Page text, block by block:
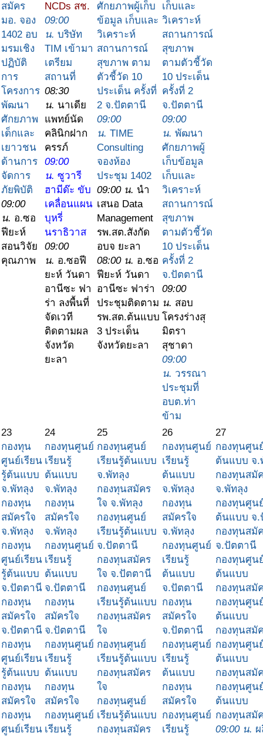
สมัคร
มอ. จอง
1402 อบ
มรมเชิง
ปฏิบัติ
การ
โครงการ
พัฒนา
ศักยภาพ
เด็กและ
เยาวชน
ด้านการ
จัดการ
ภัยพิบัติ
09:00
น. อ.ซอ
ฟียะห์
สอนวิจัย
คุณภาพ
NCDs สช.
09:00
น. บริษัท
TIM เข้ามา
เตรียม
สถานที่
08:30
น. นาเดีย
แพทย์นัด
คลินิกฝาก
ครรภ์
09:00
น. ซูวารี
ฮามีด๊ะ ขับ
เคลื่อนแผน
บุหรี่
นราธิวาส
09:00
น. อ.ซอฟี
ยะห์ วันดา
อานีซะ ฟา
ร่า ลงพื้นที่
จัดเวที
ติดตามผล
จังหวัด
ยะลา
ศักยภาพผู้เก็บ
ข้อมูล เก็บและ
วิเคราะห์
สถานการณ์
สุขภาพ ตาม
ตัวชี้วัด 10
ประเด็น ครั้งที่
2 จ.ปัตตานี
09:00
น. TIME
Consulting
จองห้อง
ประชุม 1402
09:00 น. นำ
เสนอ Data
Management
รพ.สต.สังกัด
อบจ ยะลา
08:00 น. อ.ซอ
ฟียะห์ วันดา
อานีซะ ฟาร่า
ประชุมติดตาม
รพ.สต.ต้นแบบ
3 ประเด็น
จังหวัดยะลา
เก็บและ
วิเคราะห์
สถานการณ์
สุขภาพ
ตามตัวชี้วัด
10 ประเด็น
ครั้งที่ 2
จ.ปัตตานี
09:00
น. พัฒนา
ศักยภาพผู้
เก็บข้อมูล
เก็บและ
วิเคราะห์
สถานการณ์
สุขภาพ
ตามตัวชี้วัด
10 ประเด็น
ครั้งที่ 2
จ.ปัตตานี
09:00
น. สอบ
โครงร่างสุ
มิตรา
สุชาดา
09:00
น. วรรณา
ประชุมที่
อบต.ท่า
ข้าม
23
กองทุน
ศูนย์เรียน
รู้ต้นแบบ
จ.พัทลุง
กองทุน
สมัครใจ
จ.พัทลุง
กองทุน
ศูนย์เรียน
รู้ต้นแบบ
จ.ปัตตานี
กองทุน
สมัครใจ
จ.ปัตตานี
กองทุน
ศูนย์เรียน
รู้ต้นแบบ
กองทุน
สมัครใจ
กองทุน
ศูนย์เรียน
24
กองทุนศูนย์
เรียนรู้
ต้นแบบ
จ.พัทลุง
กองทุน
สมัครใจ
จ.พัทลุง
กองทุนศูนย์
เรียนรู้
ต้นแบบ
จ.ปัตตานี
กองทุน
สมัครใจ
จ.ปัตตานี
กองทุนศูนย์
เรียนรู้
ต้นแบบ
กองทุน
สมัครใจ
กองทุนศูนย์
เรียนรู้
25
กองทุนศูนย์
เรียนรู้ต้นแบบ
จ.พัทลุง
กองทุนสมัคร
ใจ จ.พัทลุง
กองทุนศูนย์
เรียนรู้ต้นแบบ
จ.ปัตตานี
กองทุนสมัคร
ใจ จ.ปัตตานี
กองทุนศูนย์
เรียนรู้ต้นแบบ
กองทุนสมัคร
ใจ
กองทุนศูนย์
เรียนรู้ต้นแบบ
กองทุนสมัคร
ใจ
กองทุนศูนย์
เรียนรู้ต้นแบบ
กองทุนสมัคร
26
กองทุนศูนย์
เรียนรู้
ต้นแบบ
จ.พัทลุง
กองทุน
สมัครใจ
จ.พัทลุง
กองทุนศูนย์
เรียนรู้
ต้นแบบ
จ.ปัตตานี
กองทุน
สมัครใจ
จ.ปัตตานี
กองทุนศูนย์
เรียนรู้
ต้นแบบ
กองทุน
สมัครใจ
กองทุนศูนย์
เรียนรู้
27
กองทุนศูน
ต้นแบบ จ.
กองทุนสมั
จ.พัทลุง
กองทุนศูน
ต้นแบบ จ.
กองทุนสมั
จ.ปัตตานี
กองทุนศูน
ต้นแบบ
กองทุนสมั
กองทุนศูน
ต้นแบบ
กองทุนสมั
กองทุนศูน
ต้นแบบ
กองทุนสมั
กองทุนศูน
ต้นแบบ
กองทุนสมั
09:00 น.